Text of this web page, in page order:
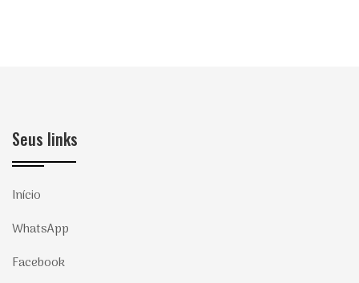
Seus links
Início
WhatsApp
Facebook